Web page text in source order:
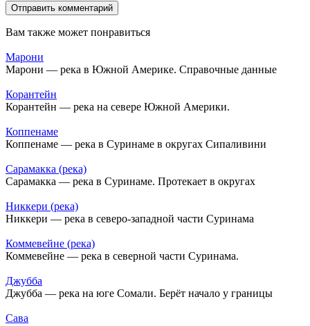
Вам также может понравиться
Марони
Марони — река в Южной Америке. Справочные данные
Корантейн
Корантейн — река на севере Южной Америки.
Коппенаме
Коппенаме — река в Суринаме в округах Сипаливини
Сарамакка (река)
Сарамакка — река в Суринаме. Протекает в округах
Никкери (река)
Никкери — река в северо-западной части Суринама
Коммевейне (река)
Коммевейне — река в северной части Суринама.
Джубба
Джубба — река на юге Сомали. Берёт начало у границы
Сава